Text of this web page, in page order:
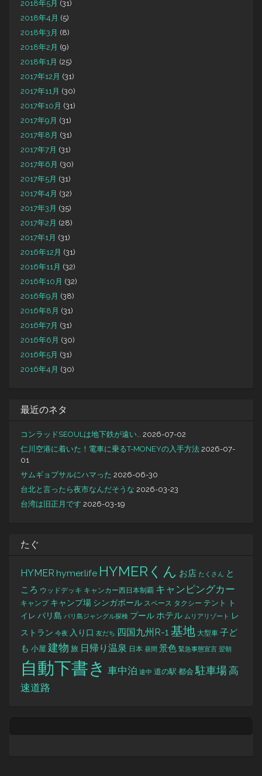
2018年5月 (31)
2018年4月 (5)
2018年3月 (8)
2018年2月 (9)
2018年1月 (25)
2017年12月 (31)
2017年11月 (30)
2017年10月 (31)
2017年9月 (31)
2017年8月 (31)
2017年7月 (31)
2017年6月 (30)
2017年5月 (31)
2017年4月 (32)
2017年3月 (35)
2017年2月 (28)
2017年1月 (31)
2016年12月 (31)
2016年11月 (32)
2016年10月 (32)
2016年9月 (38)
2016年8月 (31)
2016年7月 (31)
2016年6月 (30)
2016年5月 (31)
2016年4月 (30)
最近のネタ
コンラッドSEOULは地下鉄が遠い… 2026-07-02
仁川空港に着いた！電車に乗るT-MONEYの入手方法 2026-07-
01
サムギョプサルにハマった 2026-06-30
台北と言ったら夜市なんだそうな 2026-03-23
台湾は旧正月です 2026-03-19
たぐ
HYMER hymer.life HYMERくん お店 たくさん と
ころ ウッドデッキ キャンカー西日本制覇 キャンピングカー
キャンプ キャンプ場 シンガポール スペース タクシー テント
ト
イレ バリ島 バリ島ジャングル探検 プールホテル ムリアリゾート
レ
ストラン 今夜 入り口 友だち 四国九州R-1 基地 大型車 子ど
も 小屋 建物 旅 日帰り温泉 日本 昼間 景色 緊急事態宣言 翌朝
自動下書き 車中泊 途中 道の駅 都会 駐車場高
速道路